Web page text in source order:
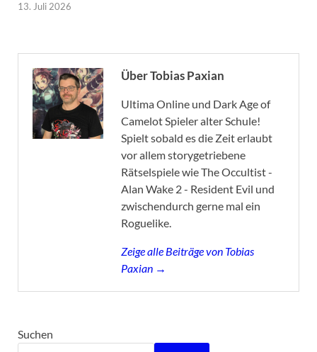
13. Juli 2026
Über Tobias Paxian
Ultima Online und Dark Age of
Camelot Spieler alter Schule!
Spielt sobald es die Zeit erlaubt
vor allem storygetriebene
Rätselspiele wie The Occultist -
Alan Wake 2 - Resident Evil und
zwischendurch gerne mal ein
Roguelike.
Zeige alle Beiträge von Tobias
Paxian →
Suchen